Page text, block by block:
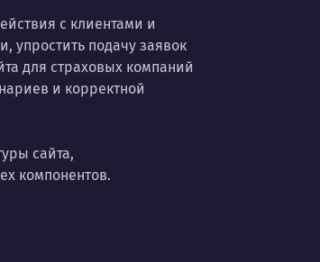
с клиентами и
упростить подачу заявок
для страховых компаний
и корректной
сайта,
компонентов.